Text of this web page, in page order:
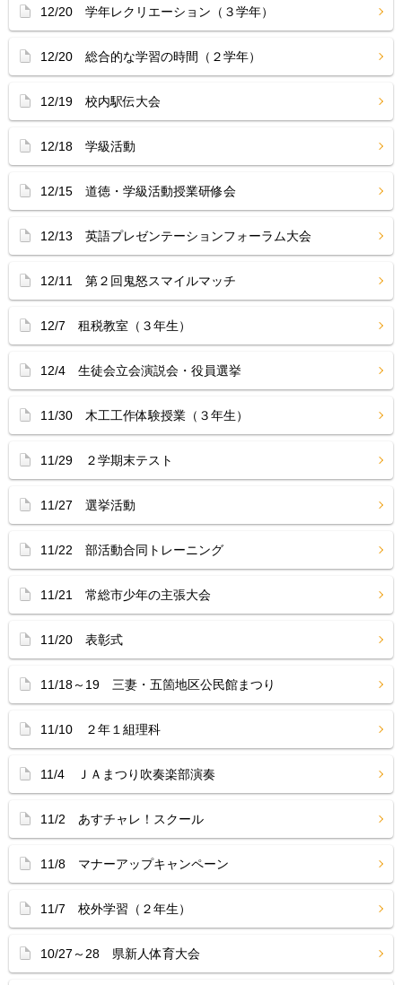
12/20 学年レクリエーション（３学年）
12/20 総合的な学習の時間（２学年）
12/19 校内駅伝大会
12/18 学級活動
12/15 道徳・学級活動授業研修会
12/13 英語プレゼンテーションフォーラム大会
12/11 第２回鬼怒スマイルマッチ
12/7 租税教室（３年生）
12/4 生徒会立会演説会・役員選挙
11/30 木工工作体験授業（３年生）
11/29 ２学期末テスト
11/27 選挙活動
11/22 部活動合同トレーニング
11/21 常総市少年の主張大会
11/20 表彰式
11/18～19 三妻・五箇地区公民館まつり
11/10 ２年１組理科
11/4 ＪＡまつり吹奏楽部演奏
11/2 あすチャレ！スクール
11/8 マナーアップキャンペーン
11/7 校外学習（２年生）
10/27～28 県新人体育大会